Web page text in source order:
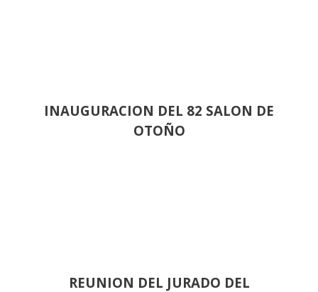
INAUGURACION DEL 82 SALON DE
OTOÑO
REUNION DEL JURADO DEL